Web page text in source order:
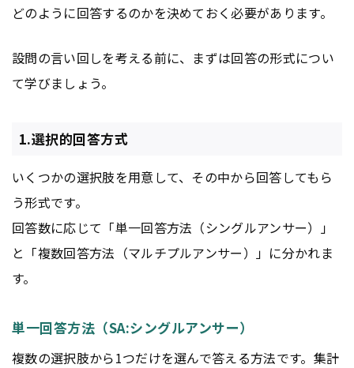
どのように回答するのかを決めておく必要があります。
設問の言い回しを考える前に、まずは回答の形式につい
て学びましょう。
1.選択的回答方式
いくつかの選択肢を用意して、その中から回答してもら
う形式です。
回答数に応じて「単一回答方法（シングルアンサー）」
と「複数回答方法（マルチプルアンサー）」に分かれま
す。
単一回答方法（SA:シングルアンサー）
複数の選択肢から1つだけを選んで答える方法です。集計